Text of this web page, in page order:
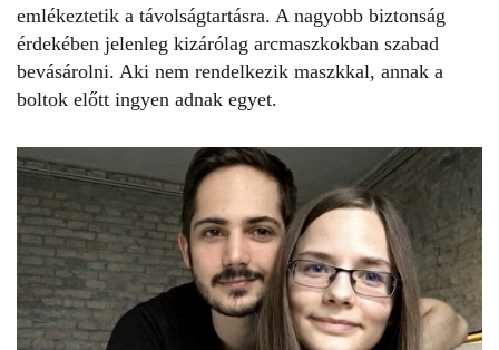
emlékeztetik a távolságtartásra. A nagyobb biztonság
érdekében jelenleg kizárólag arcmaszkokban szabad
bevásárolni. Aki nem rendelkezik maszkkal, annak a
boltok előtt ingyen adnak egyet.